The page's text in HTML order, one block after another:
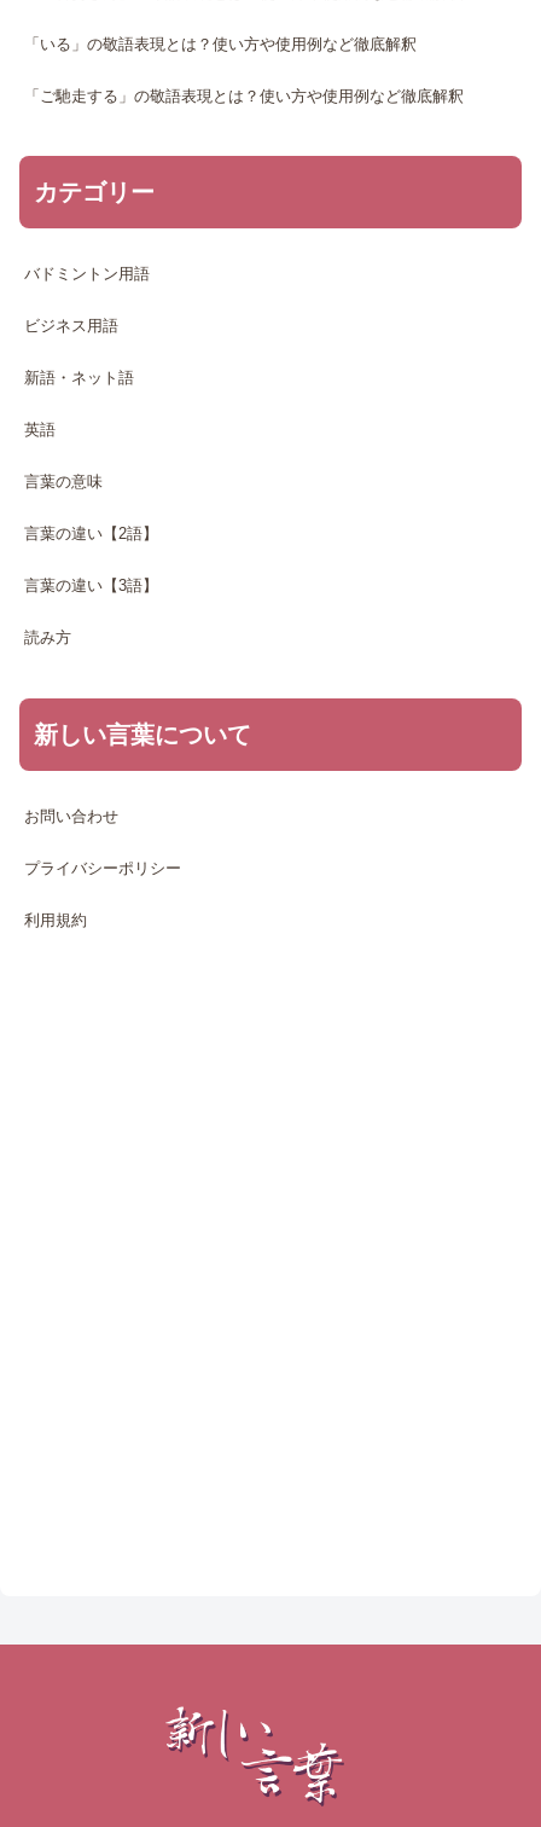
「いる」の敬語表現とは？使い方や使用例など徹底解釈
「ご馳走する」の敬語表現とは？使い方や使用例など徹底解釈
カテゴリー
バドミントン用語
ビジネス用語
新語・ネット語
英語
言葉の意味
言葉の違い【2語】
言葉の違い【3語】
読み方
新しい言葉について
お問い合わせ
プライバシーポリシー
利用規約